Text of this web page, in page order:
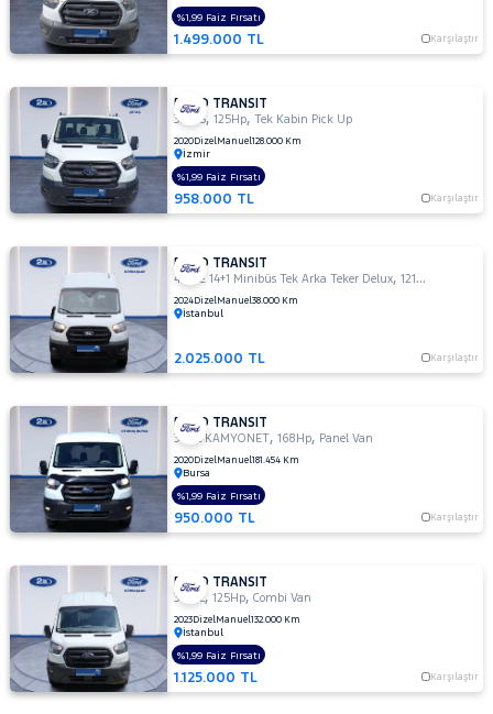
M
330
S
KAMYONET
330S
KAMYONET
350
E
350
ED
350
ED
VAN
350
DURATORQ
ÇİFT KABİN
350
LF
350
M
M
ÇİFT
KABİN
350 M
KAMYONET
350
1.499.000 TL Karşılaştır
%1,99 Faiz Fırsatı
FORD TRANSIT
330 S,125Hp,Tek Kabin Pick Up
2020DizelManuel128.000 Km
İzmir
958.000 TL Karşılaştır
%1,99 Faiz Fırsatı
FORD TRANSIT
440 E 14+1 Minibüs Tek Arka Teker Delux,121Hp
2024DizelManuel38.000 Km
İstanbul
2.025.000 TL Karşılaştır
FORD TRANSIT
350L KAMYONET,168Hp, Panel Van
2020DizelManuel181.454 Km
Bursa
950.000 TL Karşılaştır
%1,99 Faiz Fırsatı
FORD TRANSIT
350 L,125Hp,Combi Van
2023DizelManuel132.000 Km
İstanbul
1.125.000 TL Karşılaştır
%1,99 Faiz Fırsatı